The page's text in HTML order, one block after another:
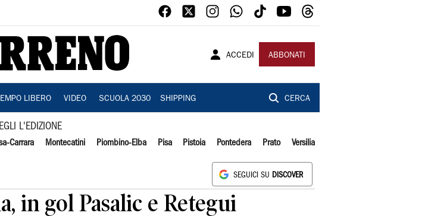
ACCEDI ABBONATI
LIBERO VIDEO SCUOLA 2030 SHIPPING CERCA
L'EDIZIONE
Carrara Montecatini Piombino-Elba Pisa Pistoia Pontedera Prato Versilia
SEGUICI SU DISCOVER
in gol Pasalic e Retegui